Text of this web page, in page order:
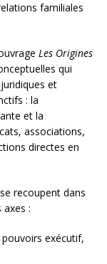
familiales
Les Origines
qui
et
: la
et la
associations,
directes en
recoupent dans
:
exécutif,